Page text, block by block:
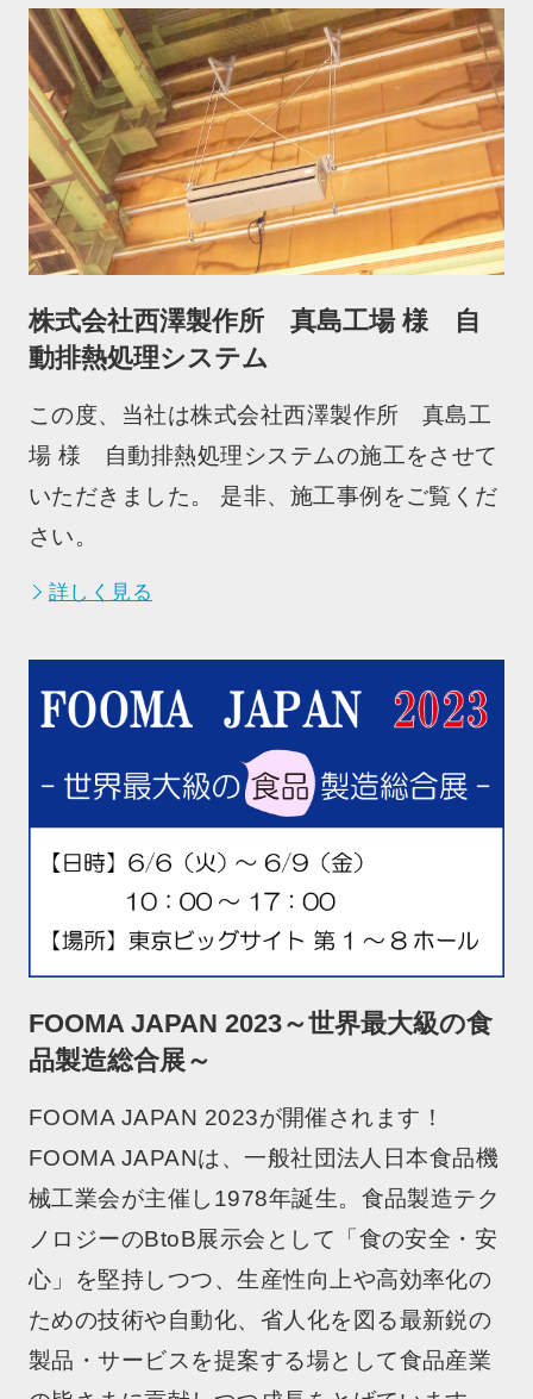
株式会社西澤製作所 真島工場 様 自
動排熱処理システム
この度、当社は株式会社西澤製作所 真島工
場 様 自動排熱処理システムの施工をさせて
いただきました。 是非、施工事例をご覧くだ
さい。
詳しく見る
FOOMA JAPAN 2023～世界最大級の食
品製造総合展～
FOOMA JAPAN 2023が開催されます！
FOOMA JAPANは、一般社団法人日本食品機
械工業会が主催し1978年誕生。食品製造テク
ノロジーのBtoB展示会として「食の安全・安
心」を堅持しつつ、生産性向上や高効率化の
ための技術や自動化、省人化を図る最新鋭の
製品・サービスを提案する場として食品産業